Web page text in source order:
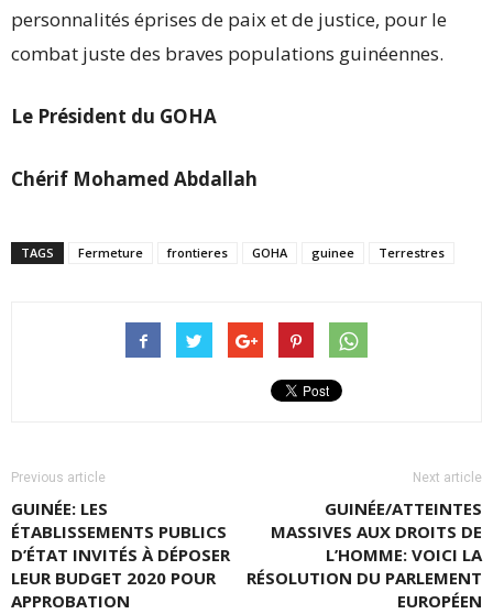
personnalités éprises de paix et de justice, pour le
combat juste des braves populations guinéennes.
Le Président du GOHA
Chérif Mohamed Abdallah
TAGS Fermeture frontieres GOHA guinee Terrestres
Previous article
GUINÉE: LES
ÉTABLISSEMENTS PUBLICS
D’ÉTAT INVITÉS À DÉPOSER
LEUR BUDGET 2020 POUR
APPROBATION
Next article
GUINÉE/ATTEINTES
MASSIVES AUX DROITS DE
L’HOMME: VOICI LA
RÉSOLUTION DU PARLEMENT
EUROPÉEN